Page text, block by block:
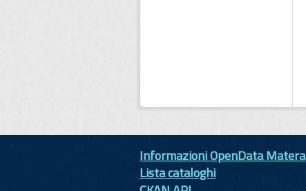
Informazioni OpenData Matera
Lista cataloghi